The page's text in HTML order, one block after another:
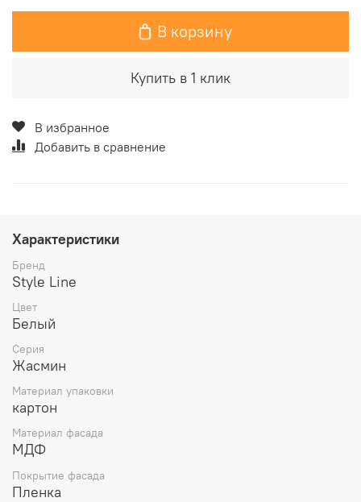
В корзину
Купить в 1 клик
В избранное
Добавить в сравнение
Характеристики
Бренд
Style Line
Цвет
Белый
Серия
Жасмин
Материал упаковки
картон
Материал фасада
МДФ
Покрытие фасада
Пленка